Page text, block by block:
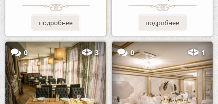
подробнее подробнее
0 3 0 1